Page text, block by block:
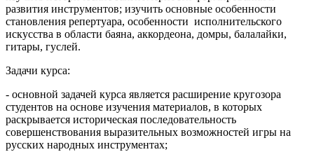
развития инструментов; изучить основные особенности
становления репертуара, особенности исполнительского
искусства в области баяна, аккордеона, домры, балалайки,
гитары, гуслей.
Задачи курса:
- основной задачей курса является расширение кругозора
студентов на основе изучения материалов, в которых
раскрывается историческая последовательность
совершенствования выразительных возможностей игры на
русских народных инструментах;